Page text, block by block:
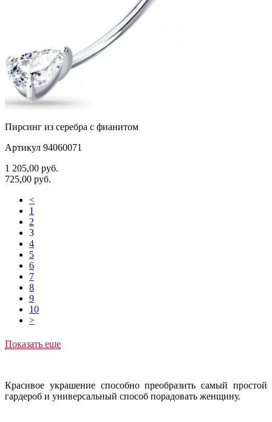
Пирсинг из серебра с фианитом
Артикул 94060071
1 205,00 руб.
725,00 руб.
<
1
2
3
4
5
6
7
8
9
10
>
Показать еще
Красивое украшение способно преобразить самый простой
гардероб и универсальный способ порадовать женщину.